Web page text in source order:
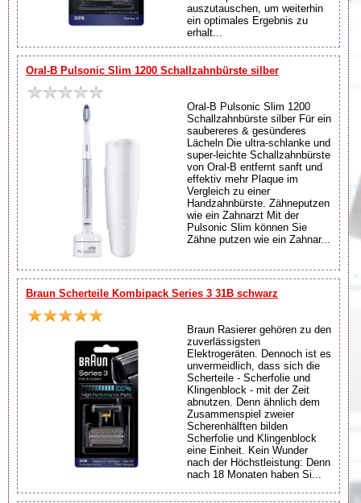
auszutauschen, um weiterhin
ein optimales Ergebnis zu
erhalt...
Oral-B Pulsonic Slim 1200 Schallzahnbürste silber
Oral-B Pulsonic Slim 1200
Schallzahnbürste silber Für ein
saubereres & gesünderes
Lächeln Die ultra-schlanke und
super-leichte Schallzahnbürste
von Oral-B entfernt sanft und
effektiv mehr Plaque im
Vergleich zu einer
Handzahnbürste. Zähneputzen
wie ein Zahnarzt Mit der
Pulsonic Slim können Sie
Zähne putzen wie ein Zahnar...
Braun Scherteile Kombipack Series 3 31B schwarz
Braun Rasierer gehören zu den
zuverlässigsten
Elektrogeräten. Dennoch ist es
unvermeidlich, dass sich die
Scherteile - Scherfolie und
Klingenblock - mit der Zeit
abnutzen. Denn ähnlich dem
Zusammenspiel zweier
Scherenhälften bilden
Scherfolie und Klingenblock
eine Einheit. Kein Wunder
nach der Höchstleistung: Denn
nach 18 Monaten haben Si...